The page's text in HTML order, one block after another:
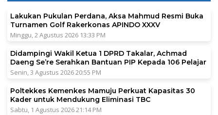
Lakukan Pukulan Perdana, Aksa Mahmud Resmi Buka
Turnamen Golf Rakerkonas APINDO XXXV
Minggu, 2 Agustus 2026 13:33 PM
Didampingi Wakil Ketua 1 DPRD Takalar, Achmad
Daeng Se’re Serahkan Bantuan PIP Kepada 106 Pelajar
Senin, 3 Agustus 2026 20:55 PM
Poltekkes Kemenkes Mamuju Perkuat Kapasitas 30
Kader untuk Mendukung Eliminasi TBC
Sabtu, 1 Agustus 2026 21:14 PM